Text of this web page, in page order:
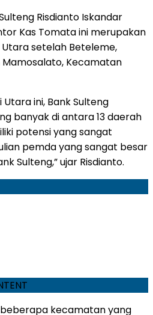
Risdianto Iskandar
Kas Tomata ini merupakan
setelah Beteleme,
Kecamatan
ini, Bank Sulteng
banyak di antara 13 daerah
potensi yang sangat
pemda yang sangat besar
Sulteng,” ujar Risdianto.
kecamatan yang